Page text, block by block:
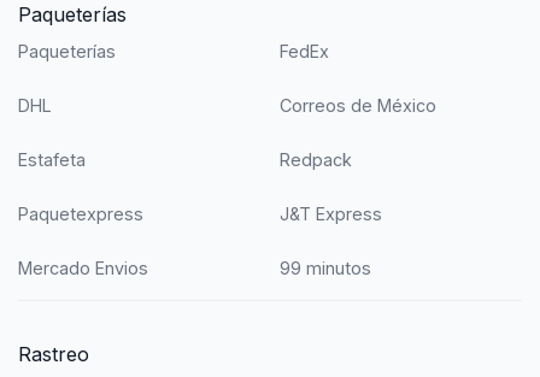
Paqueterías
Paqueterías FedEx
DHL Correos de México
Estafeta Redpack
Paquetexpress J&T Express
Mercado Envios 99 minutos
Rastreo